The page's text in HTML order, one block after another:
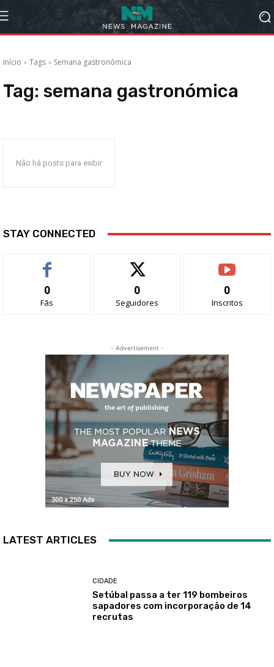
Início Tags Semana gastronómica
Tag: semana gastronómica
Não há posts para exibir
STAY CONNECTED
0
Fãs
0
Seguidores
0
Inscritos
- Advertisement -
LATEST ARTICLES
CIDADE
Setúbal passa a ter 119 bombeiros
sapadores com incorporação de 14
recrutas